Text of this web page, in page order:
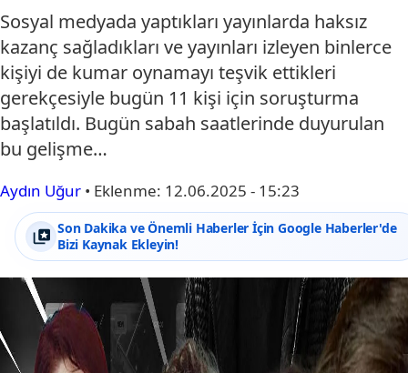
Sosyal medyada yaptıkları yayınlarda haksız
kazanç sağladıkları ve yayınları izleyen binlerce
kişiyi de kumar oynamayı teşvik ettikleri
gerekçesiyle bugün 11 kişi için soruşturma
başlatıldı. Bugün sabah saatlerinde duyurulan
bu gelişme…
Aydın Uğur • Eklenme: 12.06.2025 - 15:23
Son Dakika ve Önemli Haberler İçin Google Haberler'de
Bizi Kaynak Ekleyin!